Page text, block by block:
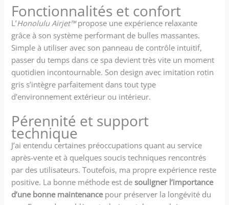
Fonctionnalités et confort
L’Honolulu Airjet™propose une expérience relaxante
grâce à son système performant de bulles massantes.
Simple à utiliser avec son panneau de contrôle intuitif,
passer du temps dans ce spa devient très vite un moment
quotidien incontournable. Son design avec imitation rotin
gris s’intègre parfaitement dans tout type
d’environnement extérieur ou intérieur.
Pérennité et support
technique
J’ai entendu certaines préoccupations quant au service
après-vente et à quelques soucis techniques rencontrés
par des utilisateurs. Toutefois, ma propre expérience reste
positive. La bonne méthode est desouligner l’importance
d’une bonne maintenancepour préserver la longévité du